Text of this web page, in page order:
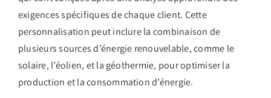
exigences spécifiques de chaque client. Cette
personnalisation peut inclure la combinaison de
plusieurs sources d’énergie renouvelable, comme le
solaire, l’éolien, et la géothermie, pour optimiser la
production et la consommation d’énergie.